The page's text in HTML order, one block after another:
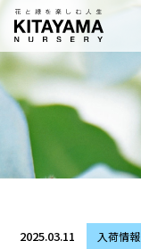
2025.03.11 入荷情報